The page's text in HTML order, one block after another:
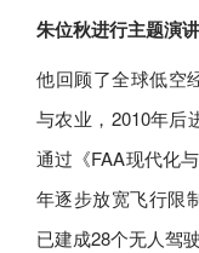
朱位秋进行主题演讲
他回顾了全球低空
与农业，2010年后
通过《FAA现代化
年逐步放宽飞行限
已建成28个无人驾